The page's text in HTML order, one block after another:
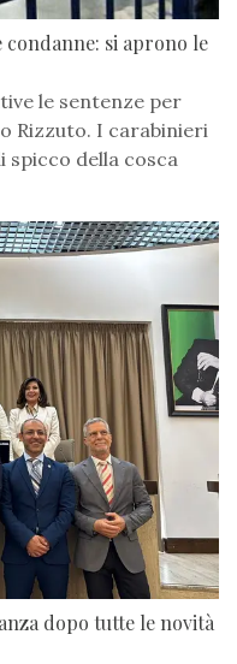
condanne: si aprono le
le sentenze per
Rizzuto. I carabinieri
della cosca
dopo tutte le novità